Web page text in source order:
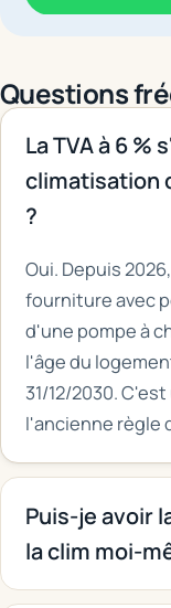
Questions
La TVA à 6
climatisation
?
Oui. Depuis
fourniture avec
d'une pompe à
l'âge du
31/12/2030.
l'ancienne règle
Puis-je avoir
la clim moi-